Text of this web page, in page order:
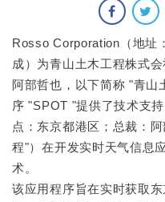
Rosso Corporation（地址
成）为青山土木工程株式
阿部哲也，以下简称 "青山
序 "SPOT "提供了技术支
点：东京都港区；总裁：
程"）在开发实时天气信息
术。
该应用程序旨在实时获取